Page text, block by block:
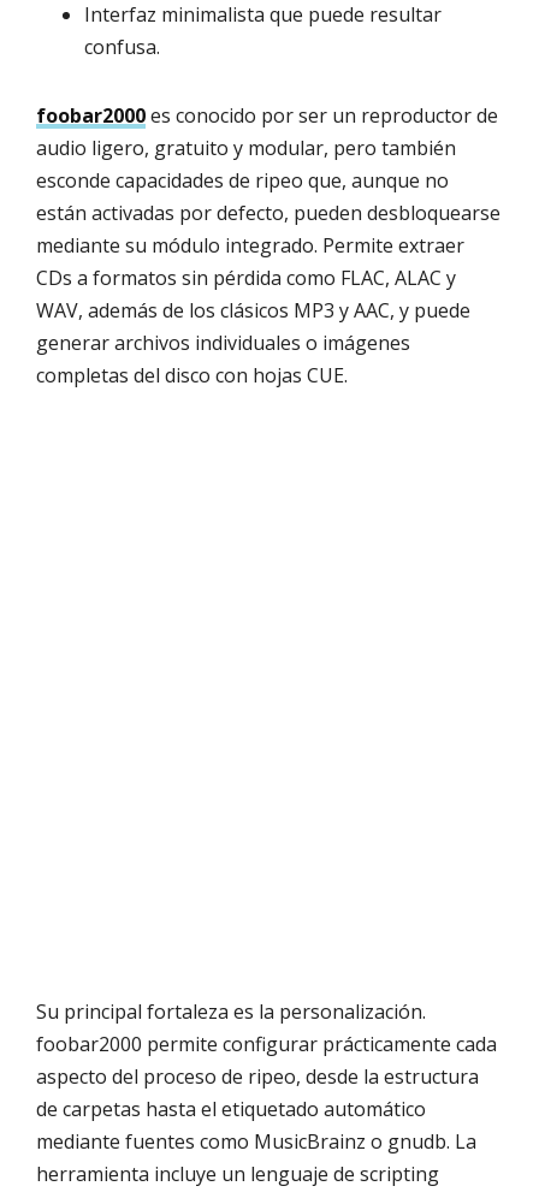
Interfaz minimalista que puede resultar
confusa.
foobar2000es conocido por ser un reproductor de
audio ligero, gratuito y modular, pero también
esconde capacidades de ripeo que, aunque no
están activadas por defecto, pueden desbloquearse
mediante su módulo integrado. Permite extraer
CDs a formatos sin pérdida como FLAC, ALAC y
WAV, además de los clásicos MP3 y AAC, y puede
generar archivos individuales o imágenes
completas del disco con hojas CUE.
Su principal fortaleza es la personalización.
foobar2000 permite configurar prácticamente cada
aspecto del proceso de ripeo, desde la estructura
de carpetas hasta el etiquetado automático
mediante fuentes como MusicBrainz o gnudb. La
herramienta incluye un lenguaje de scripting